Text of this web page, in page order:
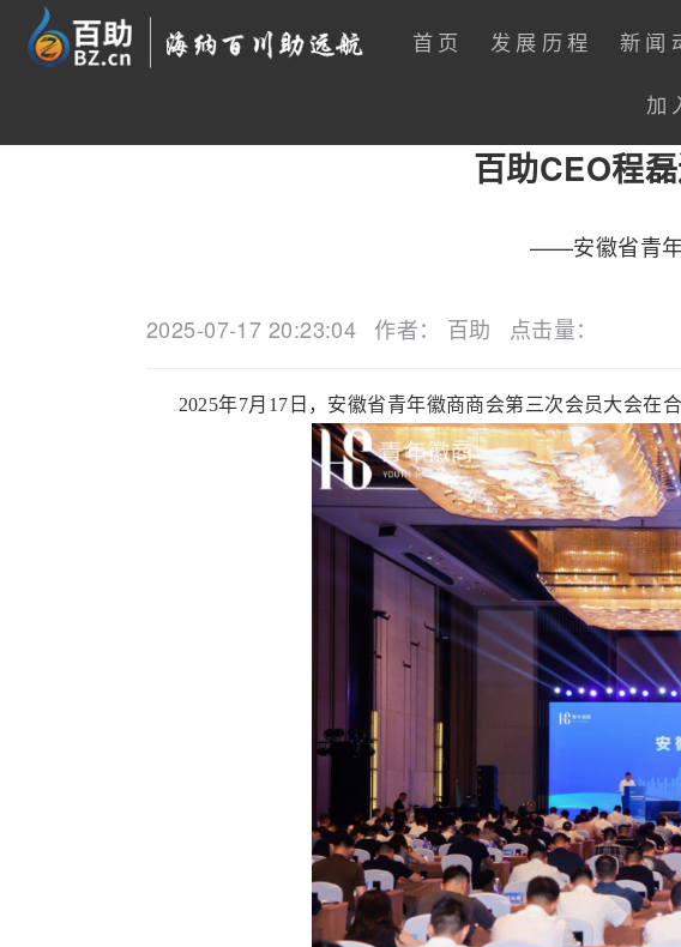
首页 发展历程 新闻
加
百助CEO程
——安徽省青年
2025-07-17 20:23:04 作者： 百助 点击量：
2025年7月17日，安徽省青年徽商商会第三次会员大会在